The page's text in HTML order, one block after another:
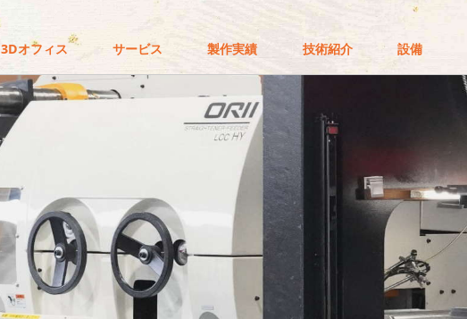
3Dオフィス サービス 製作実績 技術紹介 設備